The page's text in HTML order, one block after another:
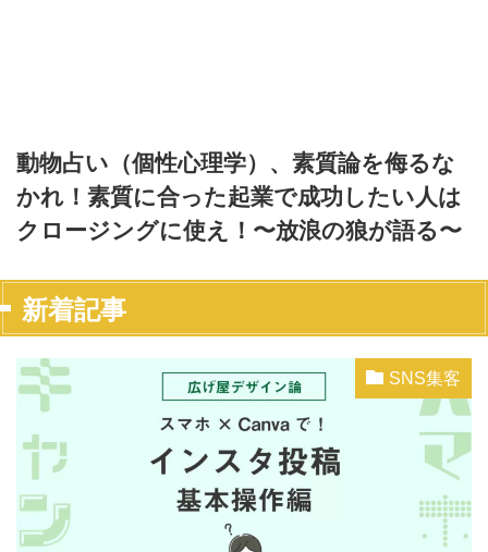
動物占い（個性心理学）、素質論を侮るな
かれ！素質に合った起業で成功したい人は
クロージングに使え！〜放浪の狼が語る〜
新着記事
SNS集客